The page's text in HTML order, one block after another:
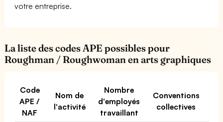
votre entreprise.
La liste des codes APE possibles pour
Roughman / Roughwoman en arts graphiques
Code
APE /
NAF
Nom de
l'activité
Nombre
d'employés
travaillant
Conventions
collectives